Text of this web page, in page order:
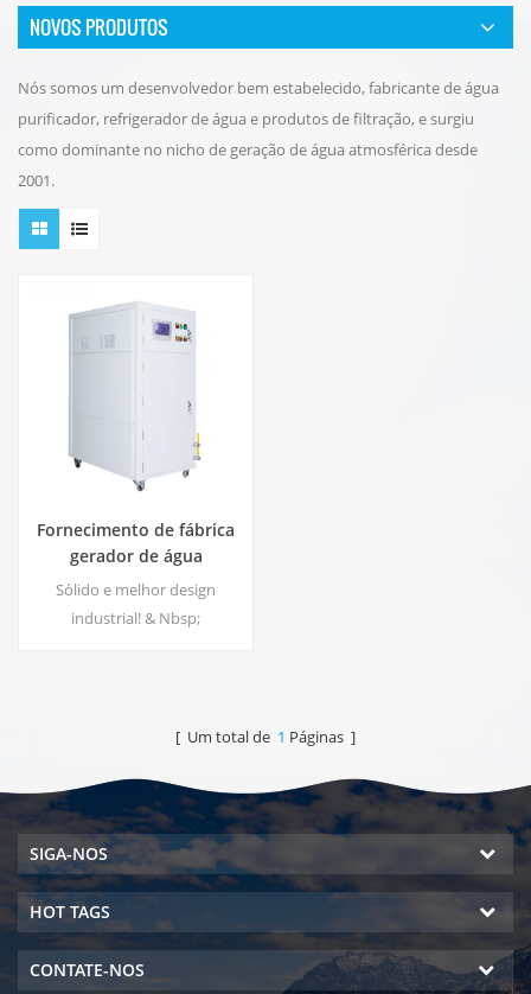
NOVOS PRODUTOS
Nós somos um desenvolvedor bem estabelecido, fabricante de água
purificador, refrigerador de água e produtos de filtração, e surgiu
como dominante no nicho de geração de água atmosférica desde
2001.
Fornecimento de fábrica
gerador de água
atmosférica comercial
100L EA-100
Sólido e melhor design
industrial! & Nbsp;
[ Um total de 1 Páginas ]
SIGA-NOS
HOT TAGS
CONTATE-NOS